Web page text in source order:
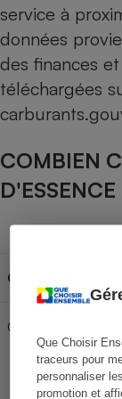
Que Choisir
traceurs pour
personnaliser
promotion et
service à
données
des finances
téléchargées
COMBIEN
Carburant
Gazole